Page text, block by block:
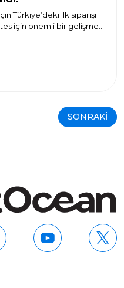
Türkiye’deki ilk siparişi
için önemli bir gelişmeyi
SONRAKİ